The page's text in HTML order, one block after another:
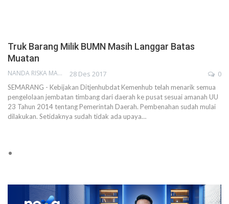
Truk Barang Milik BUMN Masih Langgar Batas
Muatan
NANDA RISKA MAHENDRA 28 Des 2017 0
SEMARANG - Kebijakan Ditjenhubdat Kemenhub telah menarik semua
pengelolaan jembatan timbang dari daerah ke pusat sesuai amanah UU
23 Tahun 2014 tentang Pemerintah Daerah. Pembenahan sudah mulai
dilakukan. Setidaknya sudah tidak ada upaya…